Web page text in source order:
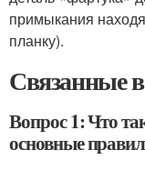
примыкания
планку).
Связанные
Вопрос 1: Что
основные